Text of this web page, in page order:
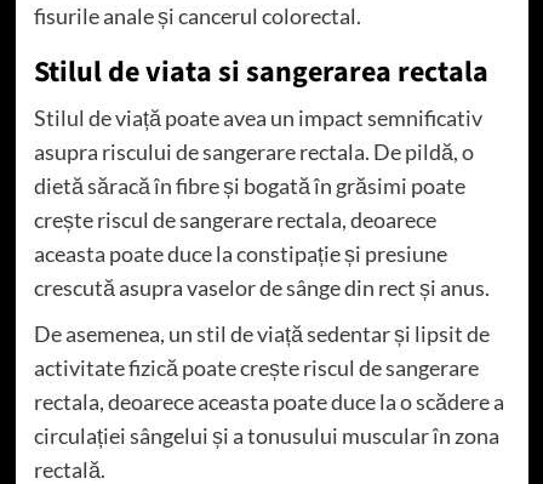
fisurile anale și cancerul colorectal.
Stilul de viata si sangerarea rectala
Stilul de viață poate avea un impact semnificativ
asupra riscului de sangerare rectala. De pildă, o
dietă săracă în fibre și bogată în grăsimi poate
crește riscul de sangerare rectala, deoarece
aceasta poate duce la constipație și presiune
crescută asupra vaselor de sânge din rect și anus.
De asemenea, un stil de viață sedentar și lipsit de
activitate fizică poate crește riscul de sangerare
rectala, deoarece aceasta poate duce la o scădere a
circulației sângelui și a tonusului muscular în zona
rectală.